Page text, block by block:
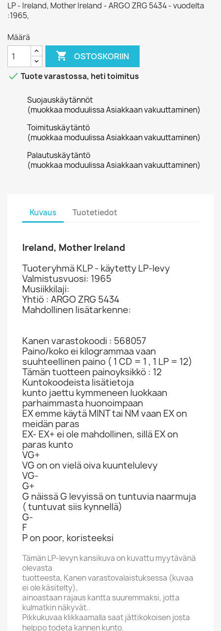
LP - Ireland, Mother Ireland - ARGO ZRG 5434 - vuodelta
:1965,
Määrä
 OSTOSKORIIN
 Tuote varastossa, heti toimitus
Suojauskäytännöt
(muokkaa moduulissa Asiakkaan vakuuttaminen)
Toimituskäytäntö
(muokkaa moduulissa Asiakkaan vakuuttaminen)
Palautuskäytäntö
(muokkaa moduulissa Asiakkaan vakuuttaminen)
Kuvaus Tuotetiedot
Ireland, Mother Ireland
Tuoteryhmä KLP - käytetty LP-levy
Valmistusvuosi: 1965
Musiikkilaji:
Yhtiö : ARGO ZRG 5434
Mahdollinen lisätarkenne:
Kanen varastokoodi : 568057
Paino/koko ei kilogrammaa vaan
suuhteellinen paino ( 1 CD = 1 , 1 LP = 12)
Tämän tuotteen painoyksikkö : 12
Kuntokoodeista lisätietoja
kunto jaettu kymmeneen luokkaan
parhaimmasta huonoimpaan
EX emme käytä MINT tai NM vaan EX on
meidän paras
EX- EX+ ei ole mahdollinen, sillä EX on
paras kunto
VG+
VG on on vielä oiva kuuntelulevy
VG-
G+
G näissä G levyissä on tuntuvia naarmuja
( tuntuvat siis kynnellä)
G-
F
P on poor, koristeeksi
Tämän LP-levyn kansikuva on kuvattu myytävänä
olevasta
tuotteesta, Kanen varastovalaistuksessa (kuvaa
ei ole käsitelty),
ainoastaan rajaus kantta suuremmaksi, jotta
kulmatkin näkyvät..
Pikkukuvaa klikkaamalla saat jättikokoisen josta
helppo todeta kannen kunto.